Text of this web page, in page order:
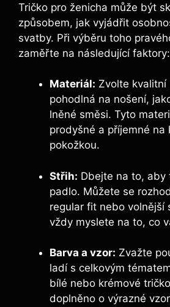
Tričko pro ženicha může být
způsobem, jak vyjádřit
svatby. Při výběru toho
zaměřte na následující faktory:
Materiál: Zvolte kvalitní
pohodlná na nošení,
lněné směsi. Tyto
prodyšné a příjemné na
pokožkou.
Střih: Dbejte na to, aby
padlo. Můžete se
regular fit nebo volnější
vždy myslete na to, co
Barva a vzor: Zvažte
ladí s celkovým
bílé nebo krémové
doplněno o výrazné